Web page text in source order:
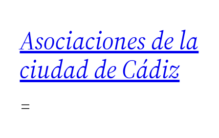
contenido
Asociaciones de la
ciudad de Cádiz